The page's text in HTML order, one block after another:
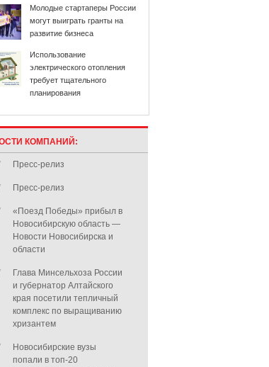
Молодые стартаперы России
могут выиграть гранты на
развитие бизнеса
Использование
электрического отопления
требует тщательного
планирования
КОМПАНИЙ:
Пресс-релиз
Пресс-релиз
«Поезд Победы» прибыл в
Новосибирскую область —
Новости Новосибирска и
области
Глава Минсельхоза России
и губернатор Алтайского
края посетили тепличный
комплекс по выращиванию
хризантем
Новосибирские вузы
попали в топ-20